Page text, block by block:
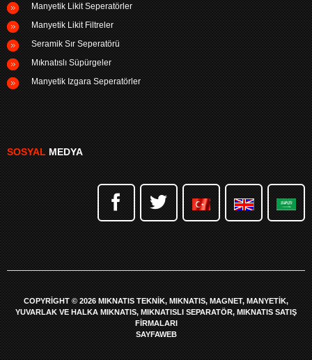
Manyetik Likit Seperatörler
Manyetik Likit Filtreler
Seramik Sır Seperatörü
Mıknatıslı Süpürgeler
Manyetik Izgara Seperatörler
SOSYALMEDYA
COPYRIGHT © 2026 MIKNATIS TEKNIK, MIKNATIS, MAGNET, MANYETIK,
YUVARLAK VE HALKA MIKNATIS, MIKNATISLI SEPARATÖR, MIKNATIS SATIŞ
FIRMALARI
SAYFAWEB